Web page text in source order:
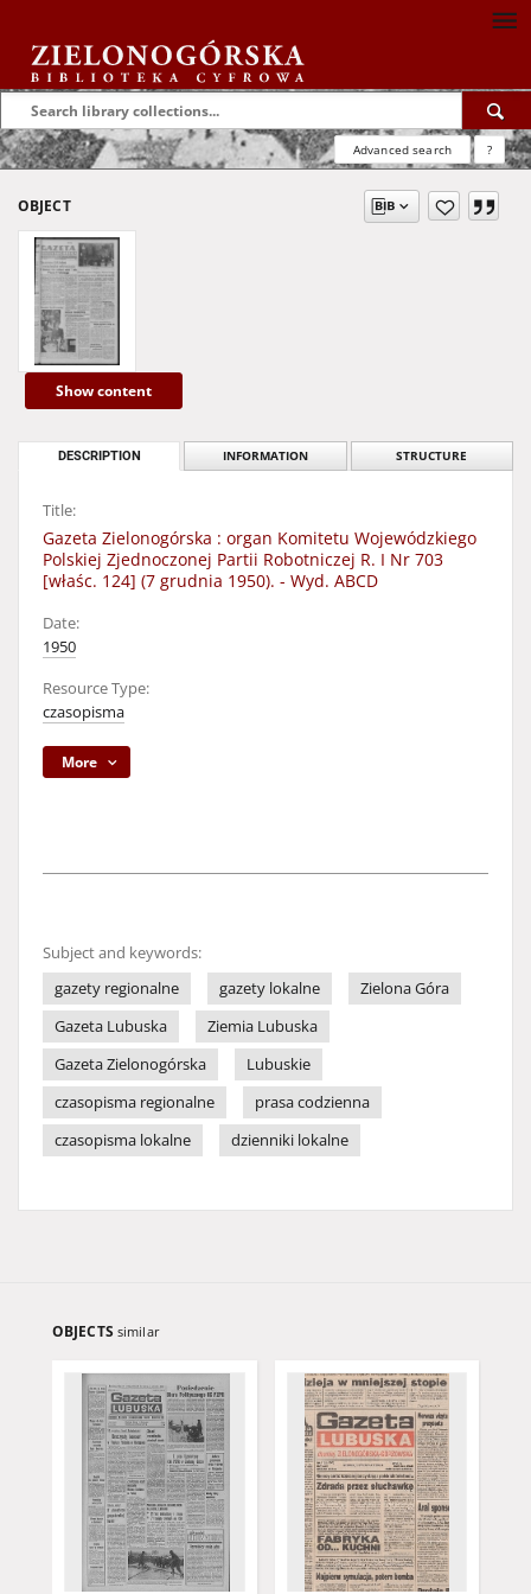
Advanced search ?
OBJECT
Show content
DESCRIPTION INFORMATION STRUCTURE
Title:
Gazeta Zielonogórska : organ Komitetu Wojewódzkiego
Polskiej Zjednoczonej Partii Robotniczej R. I Nr 703
[właśc. 124] (7 grudnia 1950). - Wyd. ABCD
Date:
1950
Resource Type:
czasopisma
More
Subject and keywords:
gazety regionalne
gazety lokalne
Zielona Góra
Gazeta Lubuska
Ziemia Lubuska
Gazeta Zielonogórska
Lubuskie
czasopisma regionalne
prasa codzienna
czasopisma lokalne
dzienniki lokalne
OBJECTS similar